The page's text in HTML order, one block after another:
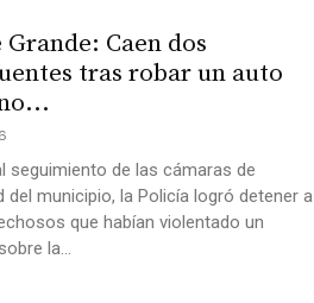
Caen dos
tras robar un auto
seguimiento de las cámaras de
del municipio, la Policía logró detener a
que habían violentado un
la...